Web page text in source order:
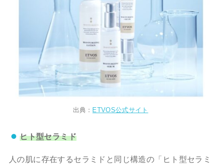
出典： ETVOS公式サイト
ヒト型セラミド
人の肌に存在するセラミドと同じ構造の「ヒト型セラミ